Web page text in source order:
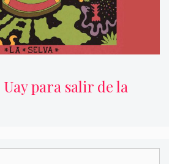
para salir de la